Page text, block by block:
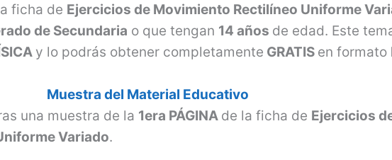
ficha de Ejercicios de Movimiento Rectilíneo Uniforme
de Secundaria o que tengan 14 años de edad. Este
y lo podrás obtener completamente GRATIS en formato
Muestra del Material Educativo
una muestra de la 1era PÁGINA de la ficha de Ejercicios
Variado.